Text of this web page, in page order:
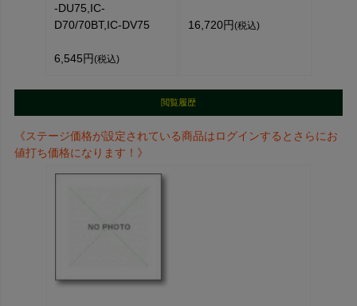
-DU75,IC-
D70/70BT,IC-DV75
6,545円 (税込)
16,720円 (税込)
閲覧履歴
《ステージ価格が設定されている商品はログインするとさらにお
値打ち価格になります！》